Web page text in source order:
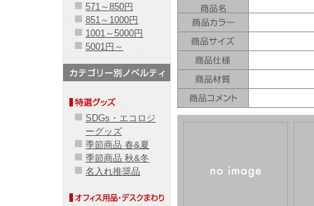
571～850円
851～1000円
1001～5000円
5001円～
SDGs・エコロジ
ーグッズ
季節商品 春&夏
季節商品 秋&冬
名入れ推奨品